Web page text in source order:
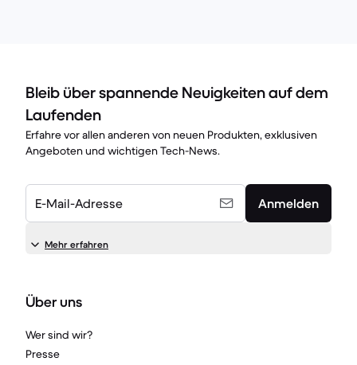
Bleib über spannende Neuigkeiten auf dem
Laufenden
Erfahre vor allen anderen von neuen Produkten, exklusiven
Angeboten und wichtigen Tech-News.
E-Mail-Adresse Anmelden
Mehr erfahren
Über uns
Wer sind wir?
Presse